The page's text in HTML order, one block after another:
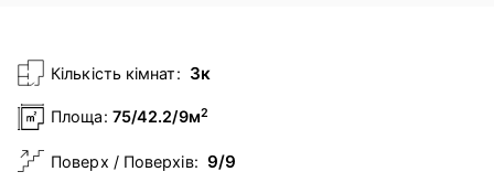
Кількість кімнат: 3к
Площа: 75/42.2/9м2
Поверх / Поверхів: 9/9